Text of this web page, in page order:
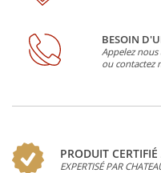
BESOIN
Appelez nous
ou contactez
PRODUIT
EXPERTISÉ PAR